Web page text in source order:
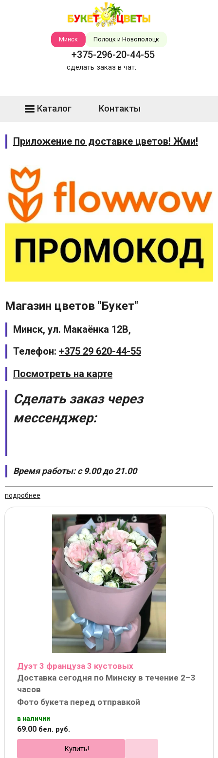
Минск Полоцк и Новополоцк
+375-296-20-44-55
сделать заказ в чат:
Каталог Контакты
Приложение по доставке цветов! Жми!
Магазин цветов "Букет"
Минск, ул. Макаёнка 12В,
Телефон: +375 29 620-44-55
Посмотреть на карте
Сделать заказ через
мессенджер:
Время работы: с 9.00 до 21.00
подробнее
Дуэт 3 француза 3 кустовых
Доставка сегодня по Минску в течение 2–3
часов
Фото букета перед отправкой
в наличии
69.00 бел. руб.
Купить!